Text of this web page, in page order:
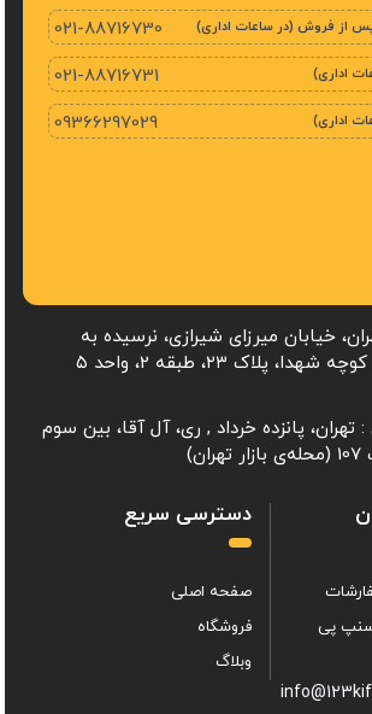
از فروش (در ساعات اداری) 021-88716730
اداری) 021-88716731
اداری) 09366297029
خیابان میرزای شیرازی، نرسیده به
پلاک ۲۳، طبقه 2، واحد ۵
پانزده خرداد , ری، آل آقا، بین سوم
پی
دسترسی سریع
صفحه اصلی
فروشگاه
وبلاگ